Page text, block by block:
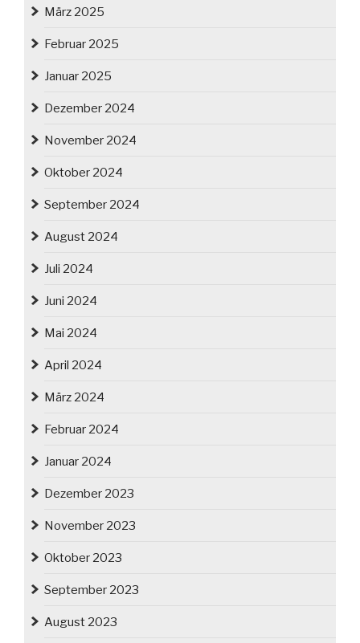
März 2025
Februar 2025
Januar 2025
Dezember 2024
November 2024
Oktober 2024
September 2024
August 2024
Juli 2024
Juni 2024
Mai 2024
April 2024
März 2024
Februar 2024
Januar 2024
Dezember 2023
November 2023
Oktober 2023
September 2023
August 2023